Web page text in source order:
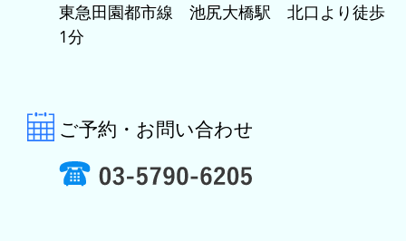
東急田園都市線 池尻大橋駅 北口より徒歩
1分
ご予約・お問い合わせ